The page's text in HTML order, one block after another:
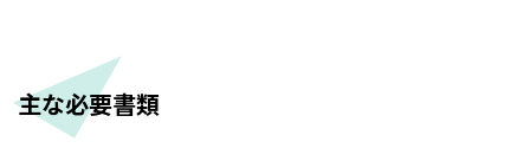
主な必要書類